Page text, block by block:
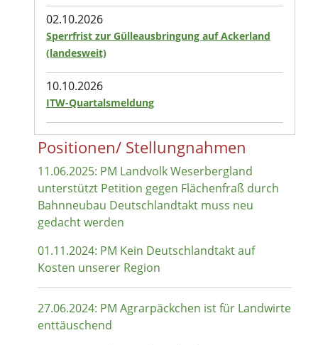
02.10.2026
Sperrfrist zur Gülleausbringung auf Ackerland
(landesweit)
10.10.2026
ITW-Quartalsmeldung
Positionen/ Stellungnahmen
11.06.2025: PM Landvolk Weserbergland
unterstützt Petition gegen Flächenfraß durch
Bahnneubau Deutschlandtakt muss neu
gedacht werden
01.11.2024: PM Kein Deutschlandtakt auf
Kosten unserer Region
27.06.2024: PM Agrarpäckchen ist für Landwirte
enttäuschend